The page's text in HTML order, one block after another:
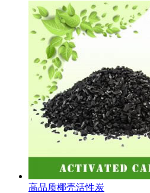
高品质椰壳活性炭